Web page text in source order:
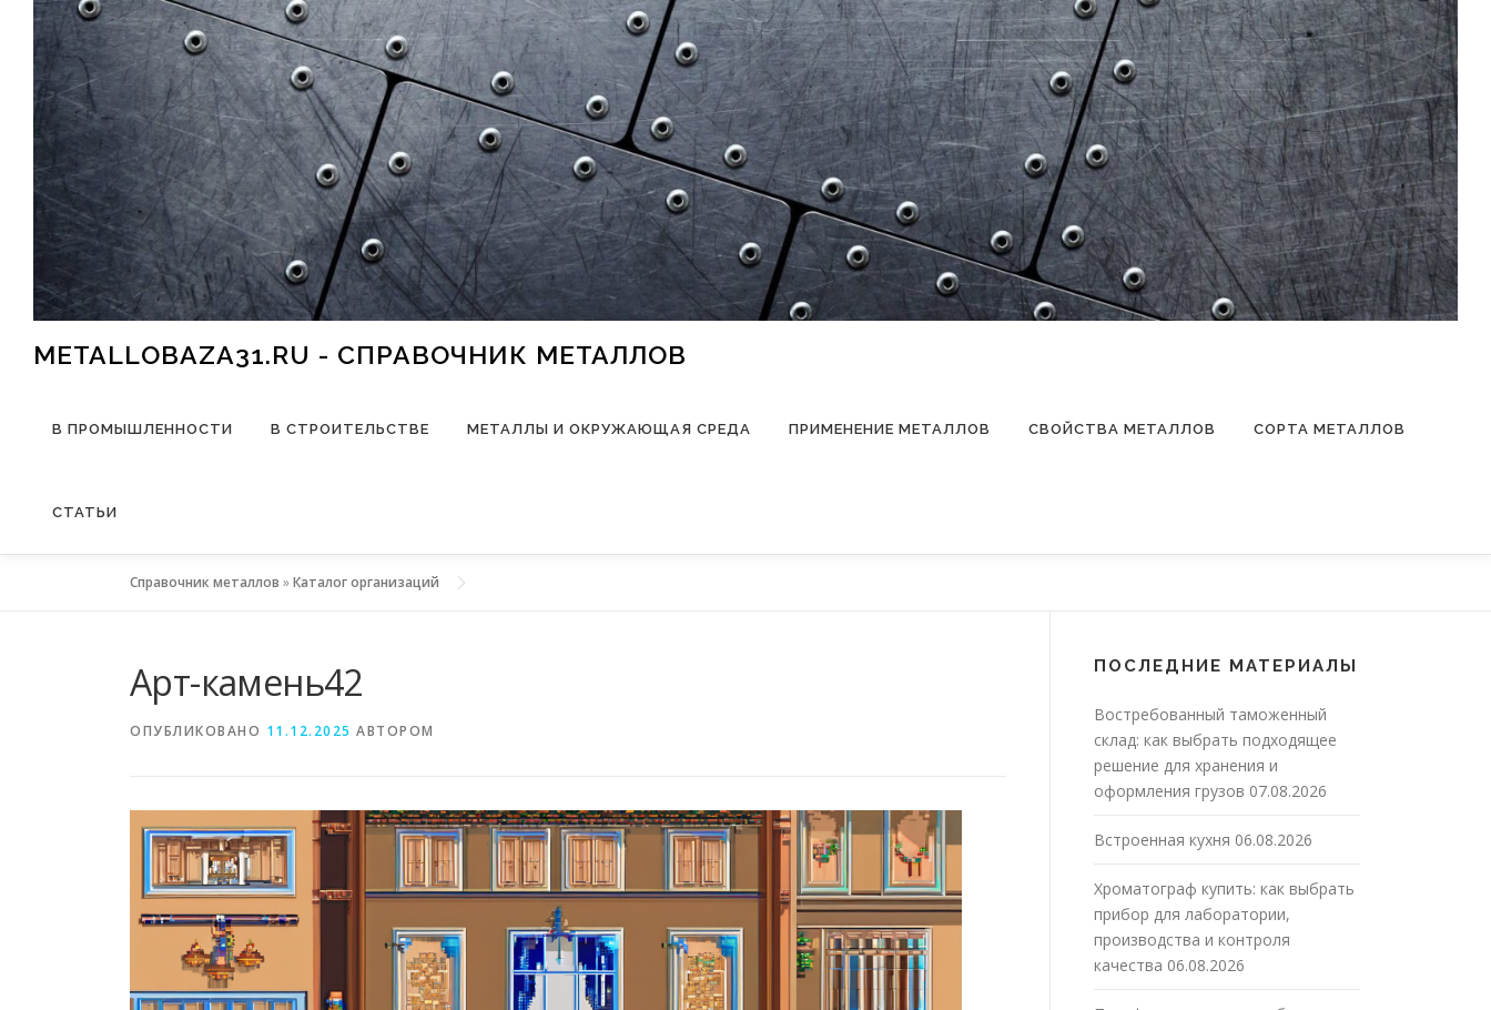
Перейти к содержимому
METALLOBAZA31.RU - СПРАВОЧНИК МЕТАЛЛОВ
В ПРОМЫШЛЕННОСТИ В СТРОИТЕЛЬСТВЕ МЕТАЛЛЫ И ОКРУЖАЮЩАЯ СРЕДА ПРИМЕНЕНИЕ МЕТАЛЛОВ СВОЙСТВА МЕТАЛЛОВ СОРТА МЕТАЛЛОВ
СТАТЬИ
Справочник металлов »Каталог организаций
Арт-камень42
ОПУБЛИКОВАНО 11.12.2025 АВТОРОМ
ПОСЛЕДНИЕ МАТЕРИАЛЫ
Востребованный таможенный
склад: как выбрать подходящее
решение для хранения и
оформления грузов 07.08.2026
Встроенная кухня 06.08.2026
Хроматограф купить: как выбрать
прибор для лаборатории,
производства и контроля
качества 06.08.2026